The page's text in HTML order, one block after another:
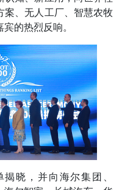
案、无人工厂、智慧农牧
的热烈反响。
晓，并向海尔集团、